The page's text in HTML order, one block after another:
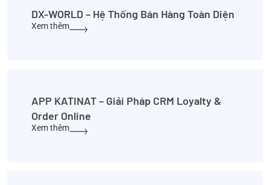
DX-WORLD – Hệ Thống Bán Hàng Toàn Diện
Xem thêm
APP KATINAT – Giải Pháp CRM Loyalty &
Order Online
Xem thêm